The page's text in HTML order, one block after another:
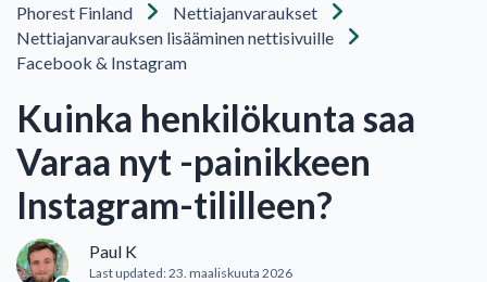
Phorest Finland
Nettiajanvaraukset
Nettiajanvarauksen lisääminen nettisivuille
Facebook & Instagram
Kuinka henkilökunta saa
Varaa nyt -painikkeen
Instagram-tililleen?
Paul K
Last updated:23. maaliskuuta 2026